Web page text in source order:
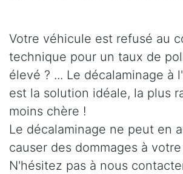
Votre véhicule est refusé au
technique pour un taux de
élevé ? ... Le décalaminage à
est la solution idéale, la plus
moins chère !
Le décalaminage ne peut en
causer des dommages à
N'hésitez pas à nous